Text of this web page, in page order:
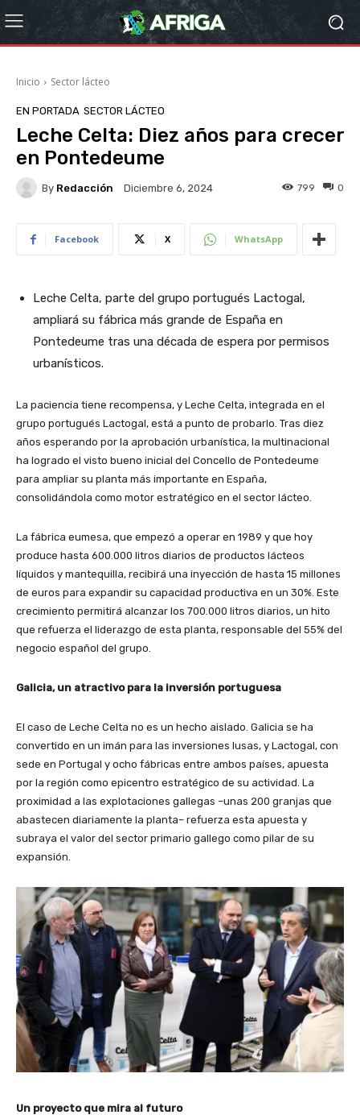
Inicio Sector lácteo
EN PORTADA SECTOR LÁCTEO
Leche Celta: Diez años para crecer
en Pontedeume
By Redacción Diciembre 6, 2024 0
799
Facebook X WhatsApp
Leche Celta, parte del grupo portugués Lactogal,
ampliará su fábrica más grande de España en
Pontedeume tras una década de espera por permisos
urbanísticos.
La paciencia tiene recompensa, y Leche Celta, integrada en el
grupo portugués Lactogal, está a punto de probarlo. Tras diez
años esperando por la aprobación urbanística, la multinacional
ha logrado el visto bueno inicial del Concello de Pontedeume
para ampliar su planta más importante en España,
consolidándola como motor estratégico en el sector lácteo.
La fábrica eumesa, que empezó a operar en 1989 y que hoy
produce hasta 600.000 litros diarios de productos lácteos
líquidos y mantequilla, recibirá una inyección de hasta 15 millones
de euros para expandir su capacidad productiva en un 30%. Este
crecimiento permitirá alcanzar los 700.000 litros diarios, un hito
que refuerza el liderazgo de esta planta, responsable del 55% del
negocio español del grupo.
Galicia, un atractivo para la inversión portuguesa
El caso de Leche Celta no es un hecho aislado. Galicia se ha
convertido en un imán para las inversiones lusas, y Lactogal, con
sede en Portugal y ocho fábricas entre ambos países, apuesta
por la región como epicentro estratégico de su actividad. La
proximidad a las explotaciones gallegas –unas 200 granjas que
abastecen diariamente la planta– refuerza esta apuesta y
subraya el valor del sector primario gallego como pilar de su
expansión.
Un proyecto que mira al futuro